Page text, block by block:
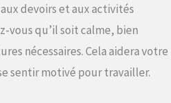
devoirs et aux activités
vous qu’il soit calme, bien
nécessaires. Cela aidera votre
sentir motivé pour travailler.